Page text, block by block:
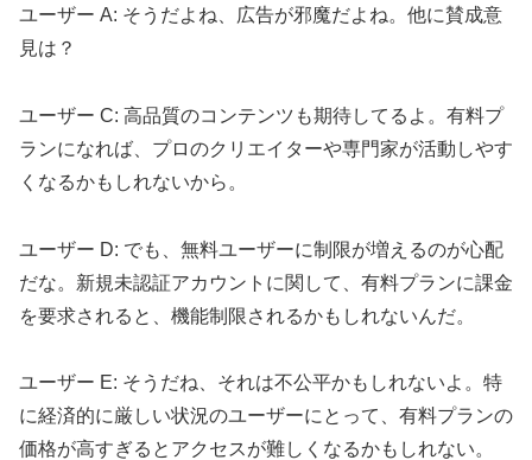
ユーザー A: そうだよね、広告が邪魔だよね。他に賛成意
見は？
ユーザー C: 高品質のコンテンツも期待してるよ。有料プ
ランになれば、プロのクリエイターや専門家が活動しやす
くなるかもしれないから。
ユーザー D: でも、無料ユーザーに制限が増えるのが心配
だな。新規未認証アカウントに関して、有料プランに課金
を要求されると、機能制限されるかもしれないんだ。
ユーザー E: そうだね、それは不公平かもしれないよ。特
に経済的に厳しい状況のユーザーにとって、有料プランの
価格が高すぎるとアクセスが難しくなるかもしれない。